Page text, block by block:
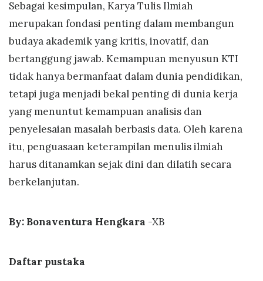
Sebagai kesimpulan, Karya Tulis Ilmiah
merupakan fondasi penting dalam membangun
budaya akademik yang kritis, inovatif, dan
bertanggung jawab. Kemampuan menyusun KTI
tidak hanya bermanfaat dalam dunia pendidikan,
tetapi juga menjadi bekal penting di dunia kerja
yang menuntut kemampuan analisis dan
penyelesaian masalah berbasis data. Oleh karena
itu, penguasaan keterampilan menulis ilmiah
harus ditanamkan sejak dini dan dilatih secara
berkelanjutan.
By: Bonaventura Hengkara -XB
Daftar pustaka